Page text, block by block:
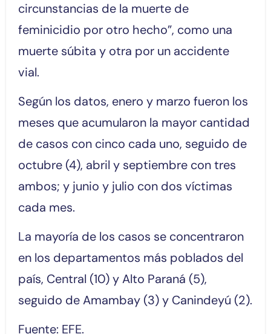
circunstancias de la muerte de
feminicidio por otro hecho”, como una
muerte súbita y otra por un accidente
vial.
Según los datos, enero y marzo fueron los
meses que acumularon la mayor cantidad
de casos con cinco cada uno, seguido de
octubre (4), abril y septiembre con tres
ambos; y junio y julio con dos víctimas
cada mes.
La mayoría de los casos se concentraron
en los departamentos más poblados del
país, Central (10) y Alto Paraná (5),
seguido de Amambay (3) y Canindeyú (2).
Fuente: EFE.